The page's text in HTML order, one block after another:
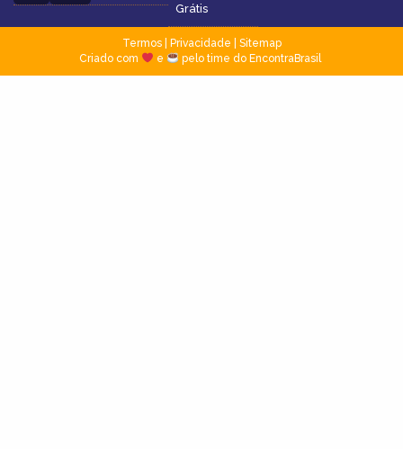
Grátis
Termos| Privacidade
Sitemap
Criado com
e pelo time do EncontraBrasil